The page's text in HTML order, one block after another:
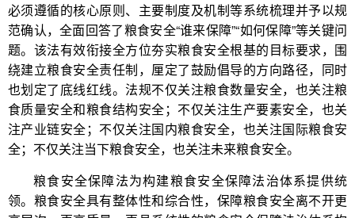
必须遵循的核心原则、主要制度及机制等系统梳理并予以规
范确认，全面回答了粮食安全“谁来保障”“如何保障”等关键问
题。该法有效衔接全方位夯实粮食安全根基的目标要求，围
绕建立粮食安全责任制，厘定了鼓励倡导的方向路径，同时
也划定了底线红线。法规不仅关注粮食数量安全，也关注粮
食质量安全和粮食结构安全；不仅关注生产要素安全，也关
注产业链安全；不仅关注国内粮食安全，也关注国际粮食安
全；不仅关注当下粮食安全，也关注未来粮食安全。
粮食安全保障法为构建粮食安全保障法治体系提供统
领。粮食安全具有整体性和综合性，保障粮食安全离不开更